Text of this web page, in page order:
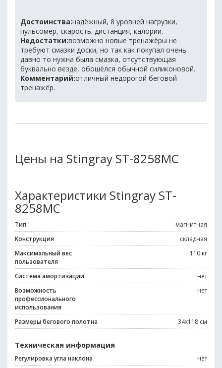
Достоинства:надёжный, 8 уровней нагрузки,
пульсомер, скарость. дистанция, калории.
Недостатки:возможно новые тренажёры не
требуют смазки доски, но так как покупал очень
давно то нужна была смазка, отсутствующая
буквально везде, обошёлся обычной силиконовой.
Комментарий:отличный недорогой беговой
тренажёр.
Цены на Stingray ST-8258MC
Характеристики Stingray ST-
8258MC
Тип
магнитная
Конструкция
складная
Максимальный вес
пользователя
110 кг
Система амортизации
нет
Возможность
профессионального
использования
нет
Размеры бегового полотна 34x118 см
Техническая информация
Регулировка угла наклона
нет